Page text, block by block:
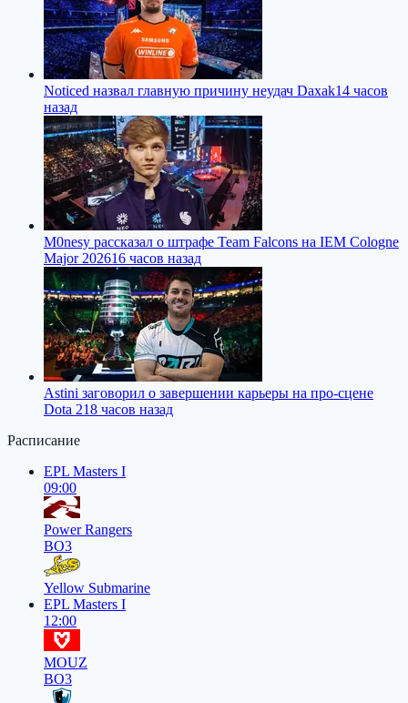
Noticed назвал главную причину неудач Daxak14 часов
назад
M0nesy рассказал о штрафе Team Falcons на IEM Cologne
Major 202616 часов назад
Astini заговорил о завершении карьеры на про-сцене
Dota 218 часов назад
Расписание
EPL Masters I
09:00
Power Rangers
BO3
Yellow Submarine
EPL Masters I
12:00
MOUZ
BO3